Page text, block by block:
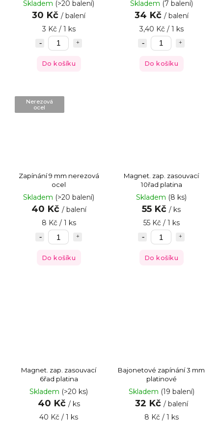
Skladem (>20 balení)
30 Kč / balení
3 Kč / 1 ks
Do košíku
Skladem (7 balení)
34 Kč / balení
3,40 Kč / 1 ks
Do košíku
Nerezová
ocel
Zapínání 9 mm nerezová
ocel
Skladem (>20 balení)
40 Kč / balení
8 Kč / 1 ks
Do košíku
Magnet. zap. zasouvací
10řad platina
Skladem (8 ks)
55 Kč / ks
55 Kč / 1 ks
Do košíku
Magnet. zap. zasouvací
6řad platina
Skladem (>20 ks)
40 Kč / ks
40 Kč / 1 ks
Bajonetové zapínání 3 mm
platinové
Skladem (19 balení)
32 Kč / balení
8 Kč / 1 ks